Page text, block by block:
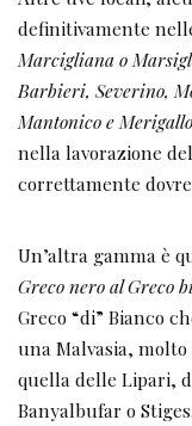
quella delle Lipari,
Tra tutti, i vitigni su
l’attenzione degli
recuperati, sono:
–Toccarino nero,
sin dal primo
nell’areale di
tendente al granato
frutta rossa e
e persistenza e